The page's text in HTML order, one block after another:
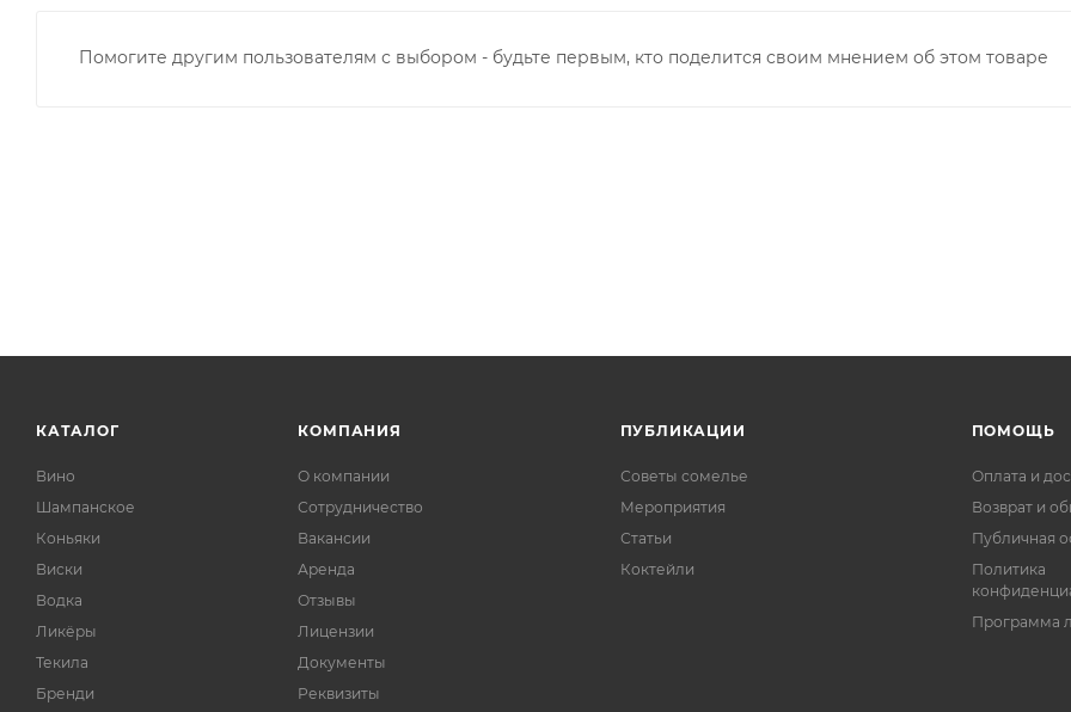
Помогите другим пользователям с выбором - будьте первым, кто поделится своим мнением об этом товаре
КАТАЛОГ
Вино
Шампанское
Коньяки
Виски
Водка
Ликёры
Текила
Бренди
КОМПАНИЯ
О компании
Сотрудничество
Вакансии
Аренда
Отзывы
Лицензии
Документы
Реквизиты
ПУБЛИКАЦИИ
Советы сомелье
Мероприятия
Статьи
Коктейли
ПОМОЩЬ
Оплата и
Возврат и
Публичная
Политика
Программа